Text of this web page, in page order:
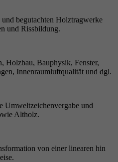
begutachten Holztragwerke
und Rissbildung.
Holzbau, Bauphysik, Fenster,
Innenraumluftqualität und dgl.
Umweltzeichenvergabe und
Altholz.
von einer linearen hin